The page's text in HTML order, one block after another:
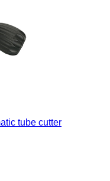
tube cutter